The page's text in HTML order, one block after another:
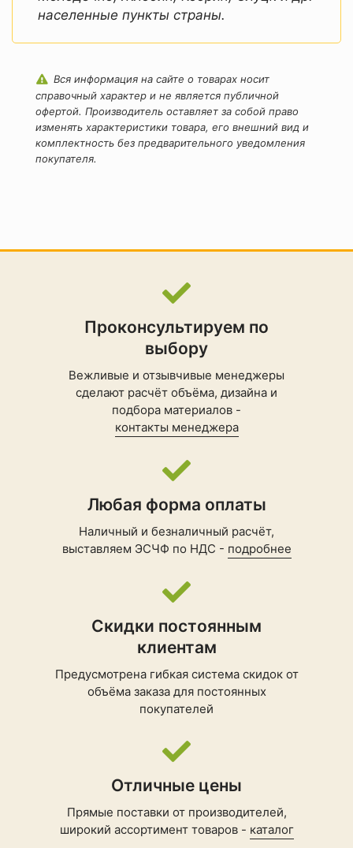
населенные пункты страны.
Вся информация на сайте о товарах носит
справочный характер и не является публичной
офертой. Производитель оставляет за собой право
изменять характеристики товара, его внешний вид и
комплектность без предварительного уведомления
покупателя.
Проконсультируем по
выбору
Вежливые и отзывчивые менеджеры
сделают расчёт объёма, дизайна и
подбора материалов -
контакты менеджера
Любая форма оплаты
Наличный и безналичный расчёт,
выставляем ЭСЧФ по НДС - подробнее
Скидки постоянным
клиентам
Предусмотрена гибкая система скидок от
объёма заказа для постоянных
покупателей
Отличные цены
Прямые поставки от производителей,
широкий ассортимент товаров - каталог